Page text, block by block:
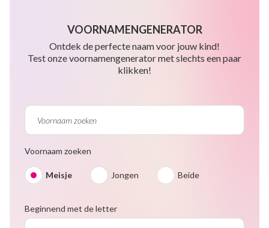
VOORNAMENGENERATOR
Ontdek de perfecte naam voor jouw kind!
Test onze voornamengenerator met slechts een paar
klikken!
Voornaam zoeken
Meisje Jongen Beide
Beginnend met de letter